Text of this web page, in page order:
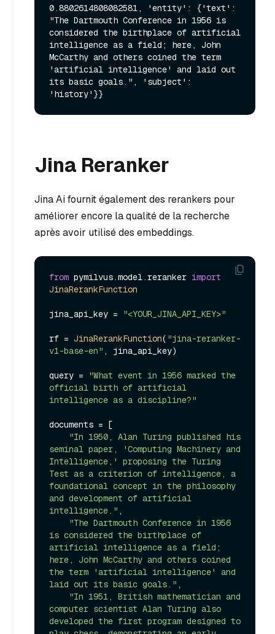
0.8802614808082581, 'entity': {'text':
"The Dartmouth Conference in 1956 is
considered the birthplace of artificial
intelligence as a field; here, John
McCarthy and others coined the term
'artificial intelligence' and laid out
its basic goals.", 'subject':
Jina Reranker
Jina Ai fournit également des rerankers pour
améliorer encore la qualité de la recherche
après avoir utilisé des embeddings.
from pymilvus.model.reranker import
JinaRerankFunction
jina_api_key = "<YOUR_JINA_API_KEY>"
rf = JinaRerankFunction( "jina-reranker-
v1-base-en" , jina_api_key)
query =
"What event in 1956 marked the
official birth of artificial
intelligence as a discipline?"
documents = [
"In 1950, Alan Turing published his
seminal paper, 'Computing Machinery and
Intelligence,' proposing the Turing
Test as a criterion of intelligence, a
foundational concept in the philosophy
and development of artificial
intelligence." ,
"The Dartmouth Conference in 1956
is considered the birthplace of
artificial intelligence as a field;
here, John McCarthy and others coined
the term 'artificial intelligence' and
laid out its basic goals." ,
"In 1951, British mathematician and
computer scientist Alan Turing also
developed the first program designed to